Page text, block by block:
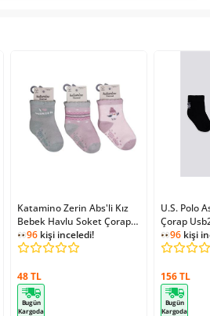
Katamino Zerin Abs'li Kız
Bebek Havlu Soket Çorap
K45908 Asorti
96 kişi inceledi!
48 TL
Bugün
Kargoda
U.S. Polo
Çorap
96 kişi
156 TL
Bugün
Kargoda